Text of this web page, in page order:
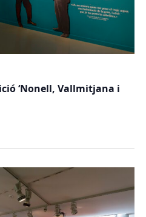
‘Nonell, Vallmitjana i